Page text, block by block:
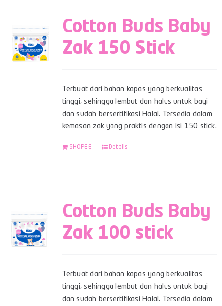
Cotton Buds Baby
Zak 150 Stick
Terbuat dari bahan kapas yang berkualitas
tinggi, sehingga lembut dan halus untuk bayi
dan sudah bersertifikasi Halal. Tersedia dalam
kemasan zak yang praktis dengan isi 150 stick.
SHOPEE Details
Cotton Buds Baby
Zak 100 stick
Terbuat dari bahan kapas yang berkualitas
tinggi, sehingga lembut dan halus untuk bayi
dan sudah bersertifikasi Halal. Tersedia dalam